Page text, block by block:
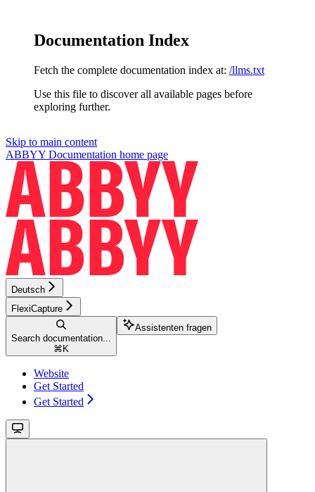
Documentation Index
Fetch the complete documentation index at: /llms.txt
Use this file to discover all available pages before
exploring further.
Skip to main content
ABBYY Documentation home page
Deutsch
FlexiCapture
Search documentation...
⌘ K
Assistenten fragen
Website
Get Started
Get Started